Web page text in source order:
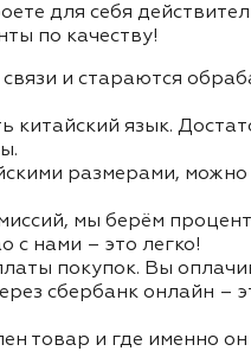
для себя
по качеству!
и стараются
китайский язык.
размерами, можно
мы берём
с нами – это легко!
покупок. Вы
сбербанк онлайн –
товар и где именно он